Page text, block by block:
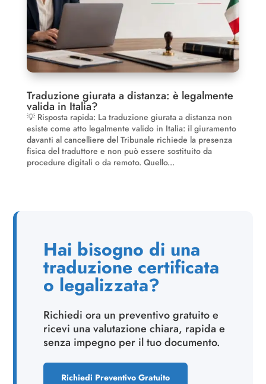
Traduzione giurata a distanza: è legalmente
valida in Italia?
💡 Risposta rapida: La traduzione giurata a distanza non
esiste come atto legalmente valido in Italia: il giuramento
davanti al cancelliere del Tribunale richiede la presenza
fisica del traduttore e non può essere sostituito da
procedure digitali o da remoto. Quello...
Hai bisogno di una
traduzione certificata
o legalizzata?
Richiedi ora un preventivo gratuito e
ricevi una valutazione chiara, rapida e
senza impegno per il tuo documento.
Richiedi Preventivo Gratuito